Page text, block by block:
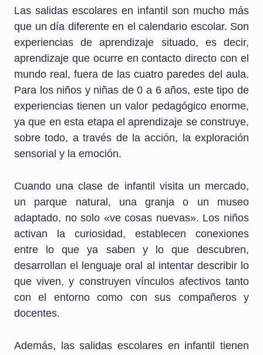
Las salidas escolares en infantil son mucho más
que un día diferente en el calendario escolar. Son
experiencias de aprendizaje situado, es decir,
aprendizaje que ocurre en contacto directo con el
mundo real, fuera de las cuatro paredes del aula.
Para los niños y niñas de 0 a 6 años, este tipo de
experiencias tienen un valor pedagógico enorme,
ya que en esta etapa el aprendizaje se construye,
sobre todo, a través de la acción, la exploración
sensorial y la emoción.
Cuando una clase de infantil visita un mercado,
un parque natural, una granja o un museo
adaptado, no solo «ve cosas nuevas». Los niños
activan la curiosidad, establecen conexiones
entre lo que ya saben y lo que descubren,
desarrollan el lenguaje oral al intentar describir lo
que viven, y construyen vínculos afectivos tanto
con el entorno como con sus compañeros y
docentes.
Además, las salidas escolares en infantil tienen